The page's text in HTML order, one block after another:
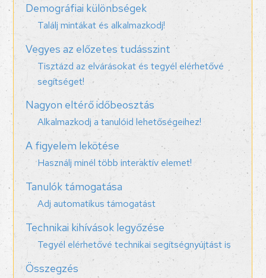
Demográfiai különbségek
Találj mintákat és alkalmazkodj!
Vegyes az előzetes tudásszint
Tisztázd az elvárásokat és tegyél elérhetővé
segítséget!
Nagyon eltérő időbeosztás
Alkalmazkodj a tanulóid lehetőségeihez!
A figyelem lekötése
Használj minél több interaktív elemet!
Tanulók támogatása
Adj automatikus támogatást
Technikai kihívások legyőzése
Tegyél elérhetővé technikai segítségnyújtást is
Összegzés